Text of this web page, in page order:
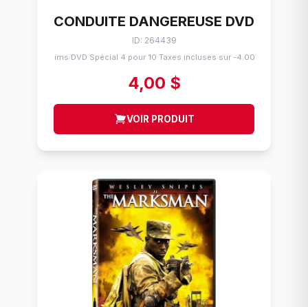
CONDUITE DANGEREUSE DVD
ID: 264439
Flims/DVD Spécial 4 pour 10 Taxes incluses sur -4.00$
4,00 $
VOIR PRODUIT